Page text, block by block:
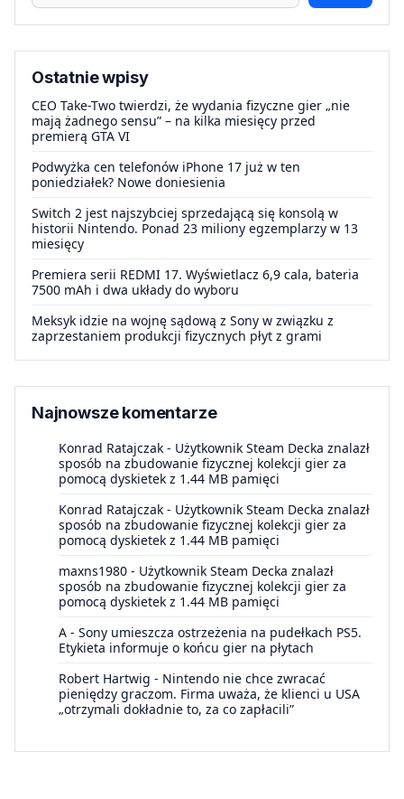
Ostatnie wpisy
CEO Take-Two twierdzi, że wydania fizyczne gier „nie
mają żadnego sensu” – na kilka miesięcy przed
premierą GTA VI
Podwyżka cen telefonów iPhone 17 już w ten
poniedziałek? Nowe doniesienia
Switch 2 jest najszybciej sprzedającą się konsolą w
historii Nintendo. Ponad 23 miliony egzemplarzy w 13
miesięcy
Premiera serii REDMI 17. Wyświetlacz 6,9 cala, bateria
7500 mAh i dwa układy do wyboru
Meksyk idzie na wojnę sądową z Sony w związku z
zaprzestaniem produkcji fizycznych płyt z grami
Najnowsze komentarze
Konrad Ratajczak - Użytkownik Steam Decka znalazł
sposób na zbudowanie fizycznej kolekcji gier za
pomocą dyskietek z 1.44 MB pamięci
Konrad Ratajczak - Użytkownik Steam Decka znalazł
sposób na zbudowanie fizycznej kolekcji gier za
pomocą dyskietek z 1.44 MB pamięci
maxns1980 - Użytkownik Steam Decka znalazł
sposób na zbudowanie fizycznej kolekcji gier za
pomocą dyskietek z 1.44 MB pamięci
A - Sony umieszcza ostrzeżenia na pudełkach PS5.
Etykieta informuje o końcu gier na płytach
Robert Hartwig - Nintendo nie chce zwracać
pieniędzy graczom. Firma uważa, że klienci u USA
„otrzymali dokładnie to, za co zapłacili”